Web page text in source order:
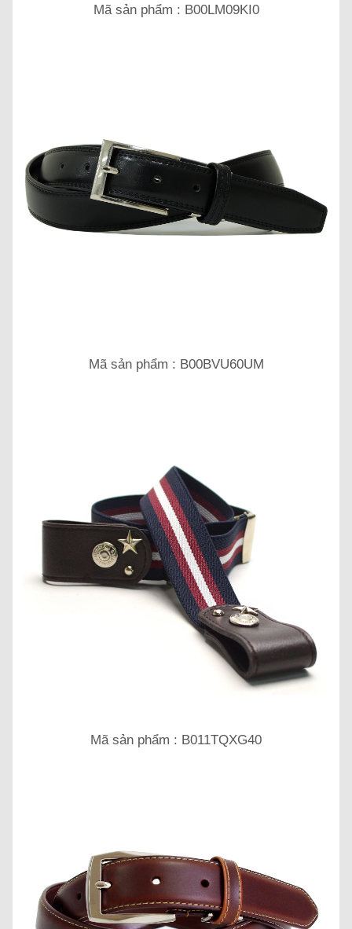
Mã sản phẩm : B00LM09KI0
Mã sản phẩm : B00BVU60UM
Mã sản phẩm : B011TQXG40